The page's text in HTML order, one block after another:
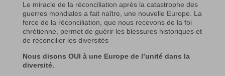
Le miracle de la réconciliation après la catastrophe des
guerres mondiales a fait naître, une nouvelle Europe. La
force de la réconciliation, que nous recevons de la foi
chrétienne, permet de guérir les blessures historiques et
de réconcilier les diversités
Nous disons OUI à une Europe de l’unité dans la
diversité.